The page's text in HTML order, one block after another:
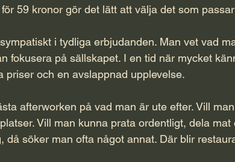
59 kronor gör det lätt att välja det som
i tydliga erbjudanden. Man vet vad
fokusera på sällskapet. I en tid när mycket
priser och en avslappnad upplevelse.
afterworken på vad man är ute efter. Vill
Vill man kunna prata ordentligt, dela
då söker man ofta något annat. Där blir